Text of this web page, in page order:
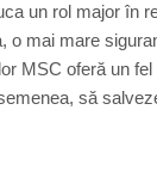
un rol major în
mai mare
MSC oferă un
să